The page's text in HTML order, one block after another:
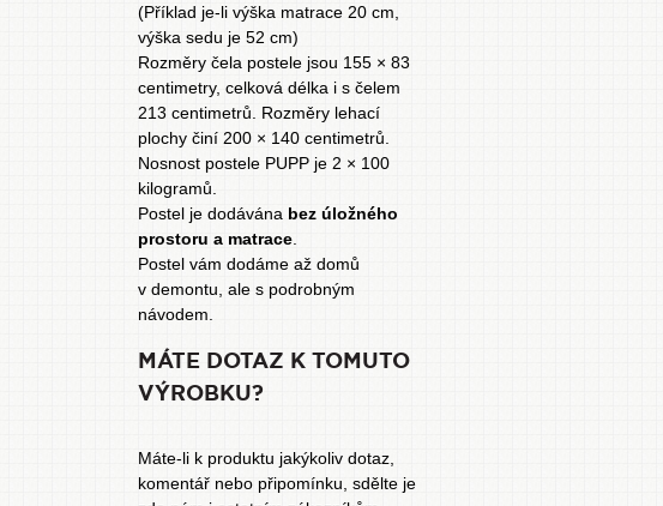
(Příklad je-li výška matrace 20 cm,
výška sedu je 52 cm)
Rozměry čela postele jsou 155 × 83
centimetry, celková délka i s čelem
213 centimetrů. Rozměry lehací
plochy činí 200 × 140 centimetrů.
Nosnost postele PUPP je 2 × 100
kilogramů.
Postel je dodávána bez úložného
prostoru a matrace
Postel vám dodáme až domů
v demontu, ale s podrobným
návodem.
MÁTE DOTAZ K TOMUTO
VÝROBKU?
Máte-li k produktu jakýkoliv dotaz,
komentář nebo připomínku, sdělte je